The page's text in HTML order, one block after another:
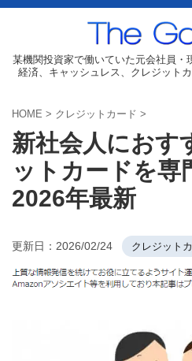
某機関投資家で働いていた元会社員・
経済、キャッシュレス、クレジット
HOME > クレジットカード >
新社会人におす
ットカードを専
2026年最新
更新日： 2026/02/24 クレジット